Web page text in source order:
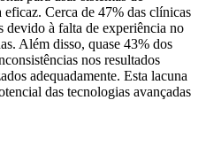
Cerca de 47% das clínicas
devido à falta de experiência no
Além disso, quase 43% dos
nos resultados
adequadamente. Esta lacuna
das tecnologias avançadas